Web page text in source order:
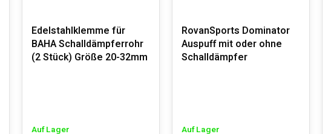
Edelstahlklemme für
BAHA Schalldämpferrohr
(2 Stück) Größe 20-32mm
Auf Lager
RovanSports Dominator
Auspuff mit oder ohne
Schalldämpfer
Auf Lager